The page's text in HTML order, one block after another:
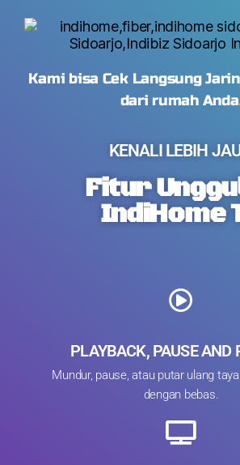
Kami bisa Cek Langsung
dari rumah
KENALI LEBIH
Fitur
IndiHome
PLAYBACK, PAUSE AND
Mundur, pause, atau putar ulang
dengan bebas.